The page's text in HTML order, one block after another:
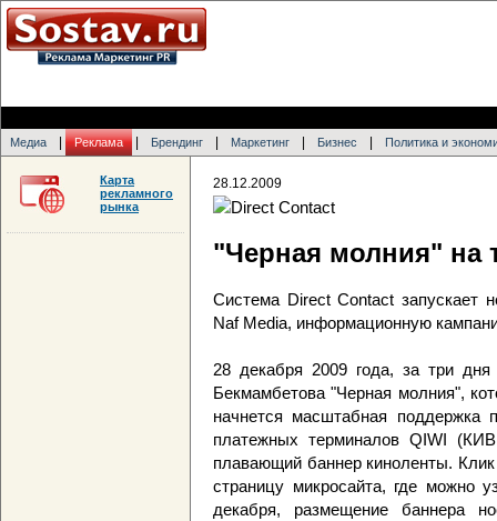
Медиа Реклама Брендинг Маркетинг Бизнес Политика и
28.12.2009
"Черная молния" на
Система Direct Contact запускает
Naf Media, информационную
28 декабря 2009 года, за три
Бекмамбетова "Черная молния",
начнется масштабная поддержка
платежных терминалов QIWI
плавающий баннер киноленты.
страницу микросайта, где можно
декабря, размещение баннера
Карта
рекламного
рынка